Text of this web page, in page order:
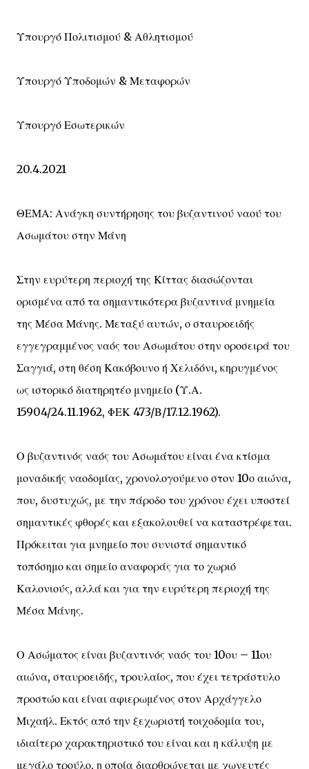
Υπουργό Πολιτισμού & Αθλητισμού
Υπουργό Υποδομών & Μεταφορών
Υπουργό Εσωτερικών
20.4.2021
ΘΕΜΑ: Ανάγκη συντήρησης του βυζαντινού ναού του
Ασωμάτου στην Μάνη
Στην ευρύτερη περιοχή της Κίττας διασώζονται
ορισμένα από τα σημαντικότερα βυζαντινά μνημεία
της Μέσα Μάνης. Μεταξύ αυτών, ο σταυροειδής
εγγεγραμμένος ναός του Ασωμάτου στην οροσειρά του
Σαγγιά, στη θέση Κακόβουνο ή Χελιδόνι, κηρυγμένος
ως ιστορικό διατηρητέο μνημείο (Υ.Α.
15904/24.11.1962, ΦΕΚ 473/Β/17.12.1962).
Ο βυζαντινός ναός του Ασωμάτου είναι ένα κτίσμα
μοναδικής ναοδομίας, χρονολογούμενο στον 10ο αιώνα,
που, δυστυχώς, με την πάροδο του χρόνου έχει υποστεί
σημαντικές φθορές και εξακολουθεί να καταστρέφεται.
Πρόκειται για μνημείο που συνιστά σημαντικό
τοπόσημο και σημείο αναφοράς για το χωριό
Καλονιούς, αλλά και για την ευρύτερη περιοχή της
Μέσα Μάνης.
Ο Ασώματος είναι βυζαντινός ναός του 10ου – 11ου
αιώνα, σταυροειδής, τρουλαίος, που έχει τετράστυλο
προστώο και είναι αφιερωμένος στον Αρχάγγελο
Μιχαήλ. Εκτός από την ξεχωριστή τοιχοδομία του,
ιδιαίτερο χαρακτηριστικό του είναι και η κάλυψη με
μεγάλο τρούλο, η οποία διαρθρώνεται με χωνευτές